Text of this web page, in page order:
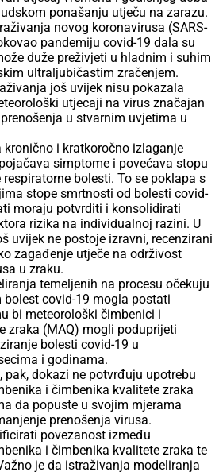
ponašanju utječu na zarazu.
novog koronavirusa (SARS-
pandemiju covid-19 dala su
duže preživjeti u hladnim i suhim
ultraljubičastim zračenjem.
još uvijek nisu pokazala
utjecaji na virus značajan
u stvarnim uvjetima u
kronično i kratkoročno izlaganje
simptome i povećava stopu
bolesti. To se poklapa s
stope smrtnosti od bolesti covid-
moraju potvrditi i konsolidirati
rizika na individualnoj razini. U
uvijek ne postoje izravni, recenzirani
zagađenje utječe na održivost
u zraku.
temeljenih na procesu očekuju
bolest covid-19 mogla postati
bi meteorološki čimbenici i
zraka (MAQ) mogli poduprijeti
bolesti covid-19 u
i godinama.
pak, dokazi ne potvrđuju upotrebu
i čimbenika kvalitete zraka
da popuste u svojim mjerama
prenošenja virusa.
povezanost između
i čimbenika kvalitete zraka te
je da istraživanja modeliranja